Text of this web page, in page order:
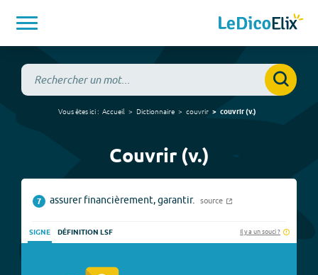
Vous êtes ici : Accueil Dictionnaire couvrir couvrir(v.)
Couvrir (v.)
7 assurer financièrement, garantir. source
SIGNE DÉFINITION LSF Il y a un souci ?